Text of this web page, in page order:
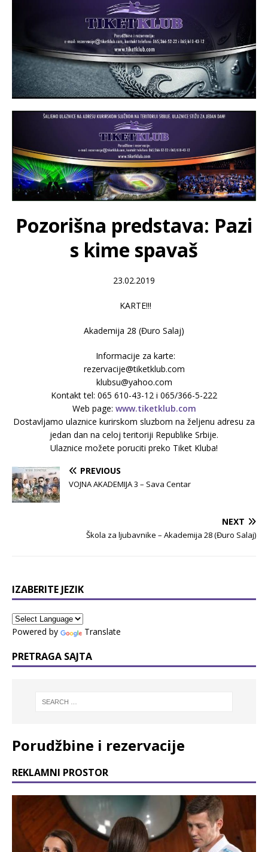
Pozorišna predstava: Pazi
s kime spavaš
23.02.2019
KARTE!!!
Akademija 28 (Đuro Salaj)
Informacije za karte:
rezervacije@tiketklub.com
klubsu@yahoo.com
Kontakt tel: 065 610-43-12 i 065/366-5-222
Web page: www.tiketklub.com
Dostavljamo ulaznice kurirskom sluzbom na željenu adresu za
jedan dan na celoj teritoriji Republike Srbije.
Ulaznice možete poruciti preko Tiket Kluba!
PREVIOUS
VOJNA AKADEMIJA 3 – Sava Centar
NEXT
Škola za ljubavnike – Akademija 28 (Đuro Salaj)
IZABERITE JEZIK
Powered by Translate
PRETRAGA SAJTA
Porudžbine i rezervacije
REKLAMNI PROSTOR